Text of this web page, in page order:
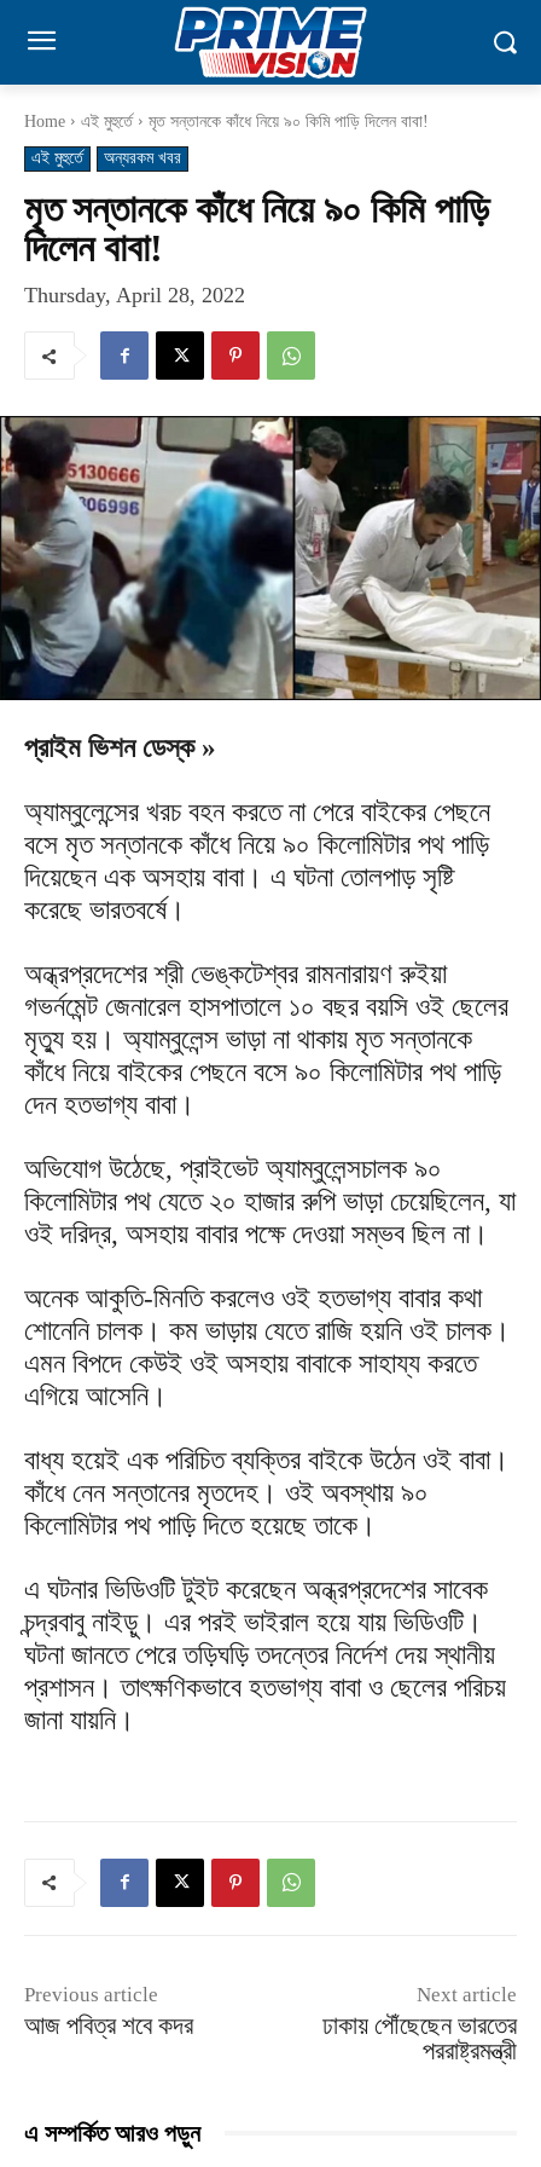
Home এই মুহুর্তে
মৃত সন্তানকে কাঁধে নিয়ে ৯০ কিমি পাড়ি দিলেন বাবা!
এই মুহুর্তে
অন্যরকম খবর
মৃত সন্তানকে কাঁধে নিয়ে ৯০ কিমি পাড়ি
দিলেন বাবা!
Thursday, April 28, 2022
প্রাইম ভিশন ডেস্ক »
অ্যাম্বুলেন্সের খরচ বহন করতে না পেরে বাইকের পেছনে
বসে মৃত সন্তানকে কাঁধে নিয়ে ৯০ কিলোমিটার পথ পাড়ি
দিয়েছেন এক অসহায় বাবা। এ ঘটনা তোলপাড় সৃষ্টি
করেছে ভারতবর্ষে।
অন্ধ্রপ্রদেশের শ্রী ভেঙ্কটেশ্বর রামনারায়ণ রুইয়া
গভর্নমেন্ট জেনারেল হাসপাতালে ১০ বছর বয়সি ওই ছেলের
মৃত্যু হয়। অ্যাম্বুলেন্স ভাড়া না থাকায় মৃত সন্তানকে
কাঁধে নিয়ে বাইকের পেছনে বসে ৯০ কিলোমিটার পথ পাড়ি
দেন হতভাগ্য বাবা।
অভিযোগ উঠেছে, প্রাইভেট অ্যাম্বুলেন্সচালক ৯০
কিলোমিটার পথ যেতে ২০ হাজার রুপি ভাড়া চেয়েছিলেন, যা
ওই দরিদ্র, অসহায় বাবার পক্ষে দেওয়া সম্ভব ছিল না।
অনেক আকুতি-মিনতি করলেও ওই হতভাগ্য বাবার কথা
শোনেনি চালক। কম ভাড়ায় যেতে রাজি হয়নি ওই চালক।
এমন বিপদে কেউই ওই অসহায় বাবাকে সাহায্য করতে
এগিয়ে আসেনি।
বাধ্য হয়েই এক পরিচিত ব্যক্তির বাইকে উঠেন ওই বাবা।
কাঁধে নেন সন্তানের মৃতদেহ। ওই অবস্থায় ৯০
কিলোমিটার পথ পাড়ি দিতে হয়েছে তাকে।
এ ঘটনার ভিডিওটি টুইট করেছেন অন্ধ্রপ্রদেশের সাবেক
চন্দ্রবাবু নাইড়ু। এর পরই ভাইরাল হয়ে যায় ভিডিওটি।
ঘটনা জানতে পেরে তড়িঘড়ি তদন্তের নির্দেশ দেয় স্থানীয়
প্রশাসন। তাৎক্ষণিকভাবে হতভাগ্য বাবা ও ছেলের পরিচয়
জানা যায়নি।
Previous article
আজ পবিত্র শবে কদর
Next article
ঢাকায় পৌঁছেছেন ভারতের
পররাষ্ট্রমন্ত্রী
এ সম্পর্কিত আরও পড়ুন